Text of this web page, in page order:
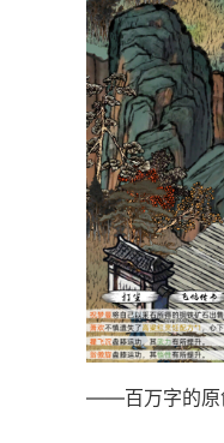
——百万字的原